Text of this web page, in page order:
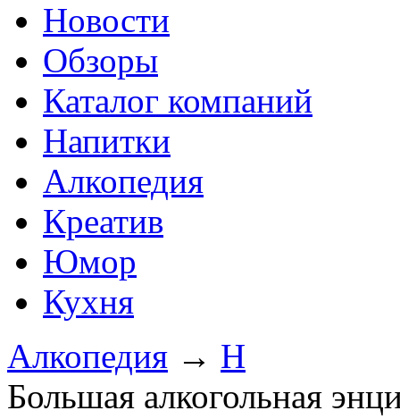
Новости
Обзоры
Каталог компаний
Напитки
Алкопедия
Креатив
Юмор
Кухня
Алкопедия → Н
Большая алкогольная